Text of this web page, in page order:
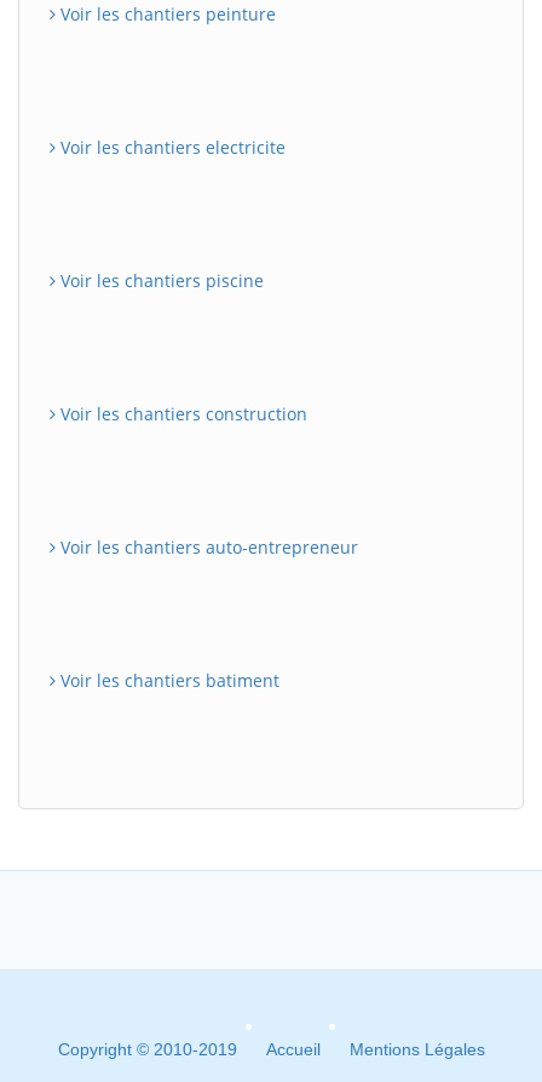
Voir les chantiers peinture
Voir les chantiers electricite
Voir les chantiers piscine
Voir les chantiers construction
Voir les chantiers auto-entrepreneur
Voir les chantiers batiment
Copyright © 2010-2019 Accueil Mentions Légales